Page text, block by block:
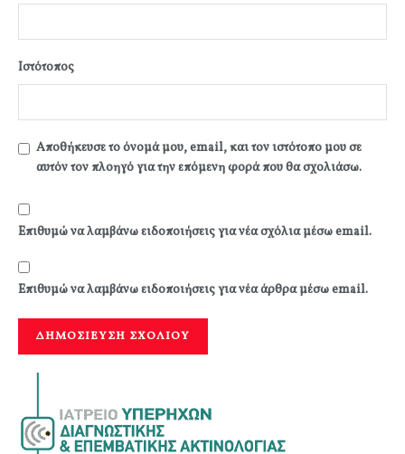
Ιστότοπος
Αποθήκευσε το όνομά μου, email, και τον ιστότοπο μου σε
αυτόν τον πλοηγό για την επόμενη φορά που θα σχολιάσω.
Επιθυμώ να λαμβάνω ειδοποιήσεις για νέα σχόλια μέσω email.
Επιθυμώ να λαμβάνω ειδοποιήσεις για νέα άρθρα μέσω email.